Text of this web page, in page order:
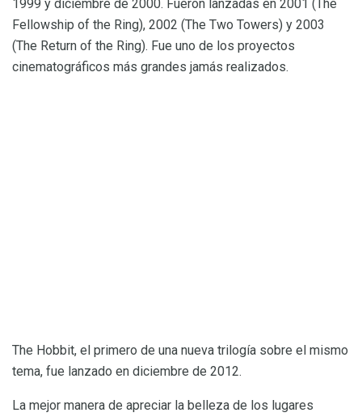
1999 y diciembre de 2000. Fueron lanzadas en 2001 (The
Fellowship of the Ring), 2002 (The Two Towers) y 2003
(The Return of the Ring). Fue uno de los proyectos
cinematográficos más grandes jamás realizados.
The Hobbit, el primero de una nueva trilogía sobre el mismo
tema, fue lanzado en diciembre de 2012.
La mejor manera de apreciar la belleza de los lugares